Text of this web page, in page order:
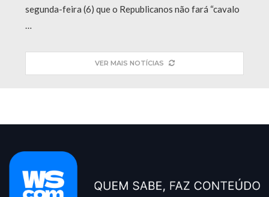
segunda-feira (6) que o Republicanos não fará “cavalo
…
VER MAIS NOTÍCIAS